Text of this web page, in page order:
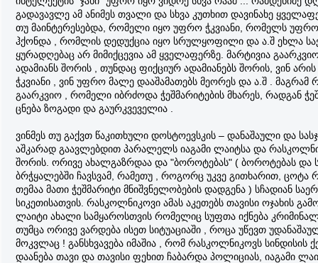
გადავავლე ამ ანიმეს თვალი და სხვა კუთხით დავინახე
თუ მაინტერესებდა, რომელი იყო უფრო ჭკვიანი, რომელს უფრო
ჰქონდა , რომლის დედუქცია იყო სრულყოფილი და ა.შ ეხლა
ყურადღებაც არ მიმიქცევია ამ ყველაფერზე. მარტივია
ადამიანს შორის , თუნდაც ფიქციურ ადამიანებს შორის, ვინ
ჭკვიანი , ვინ უფრო მალე დააშამათებს მეორეს და ა.შ . მაგრამ
გაარკვიო , რომელი იბრძოდა ჭეშმარიტების მხარეს, რადგან
ცნება ზოგადი და გაურკვეველია .
ვინმეს თუ გაქვთ წაკითხული დოსტოევსკის – დანაშაული და
აშკარად გაავლებდით პარალელს იაგამი ლაიტსა და
შორის. ორივე ახალგაზრდაა და "ბოროტებას" ( ბოროტებას და
ბრჭყალებში ჩავსვამ, რამეთუ , როგორც უკვე გითხარით, ცოტა
თემაა მათი ჭეშმარიტი მნიშვნელობების დადგენა ) სჩადიან
სიკეთისათვის. რასკოლნიკოვი ამას აკეთებს თავისი ოჯახის
ლაიტი ახალი სამყაროსთვის რომელიც სუფთა იქნება
თუმცა ორივე ვარდება ისეთ სიტუაციაში , როცა უწევთ
მოკვლაც ! განსხვავება იმაშია , რომ რასკოლნიკოვს სინდისის
დაანება თავი და თავისი ფეხით ჩაბარდა პოლიციას, იაგამი